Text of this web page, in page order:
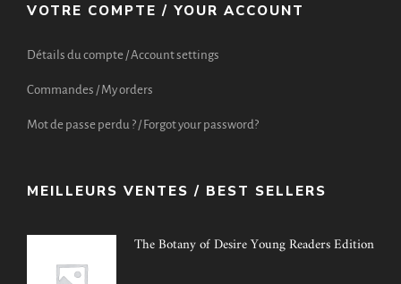
VOTRE COMPTE / YOUR ACCOUNT
Détails du compte / Account settings
Commandes / My orders
Mot de passe perdu ? / Forgot your password?
MEILLEURS VENTES / BEST SELLERS
The Botany of Desire Young Readers Edition